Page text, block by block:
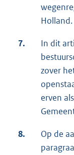
Holland.
7.
In dit
zover
erven
8.
Op de